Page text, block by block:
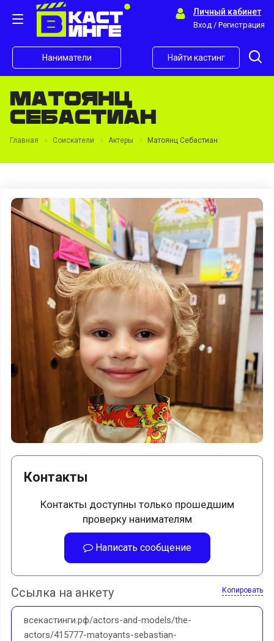
Личный кабинет
Вход / Регистрация
Наниматели Найти кастинг
Матоянц
Себастиан
Главная Соискатели Актеры Матоянц Себастиан
Контакты
Контакты доступны только прошедшим
проверку нанимателям
Написать сообщение
Ссылка на анкету Копировать
всекастинги.рф/actors-and-models/the-
actors/415777-matoyants-sebastian-